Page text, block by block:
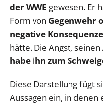
der WWE gewesen. Er
Form von Gegenwehr
negative
hätte. Die Angst, seinen
habe ihn zum
Diese Darstellung fügt
Aussagen ein, in